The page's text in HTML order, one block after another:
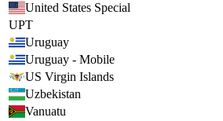
United States Special
UPT
Uruguay
Uruguay - Mobile
US Virgin Islands
Uzbekistan
Vanuatu